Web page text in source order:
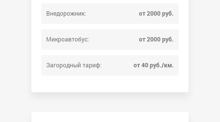
Внедорожник: от 2000 руб.
Микроавтобус: от 2000 руб.
Загородный тариф: от 40 руб./км.